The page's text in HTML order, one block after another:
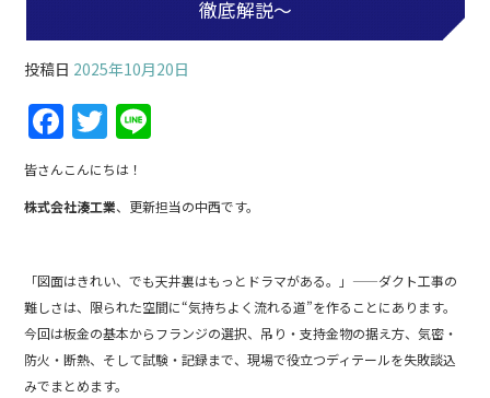
徹底解説～
投稿日 2025年10月20日
F
a
c
e
b
o
o
k
T
w
itt
er
e
皆さんこんにちは！
株式会社湊工業、更新担当の中西です。
「図面はきれい、でも天井裏はもっとドラマがある。」——ダクト工事の
難しさは、限られた空間に“気持ちよく流れる道”を作ることにあります。
今回は板金の基本からフランジの選択、吊り・支持金物の据え方、気密・
防火・断熱、そして試験・記録まで、現場で役立つディテールを失敗談込
みでまとめます。